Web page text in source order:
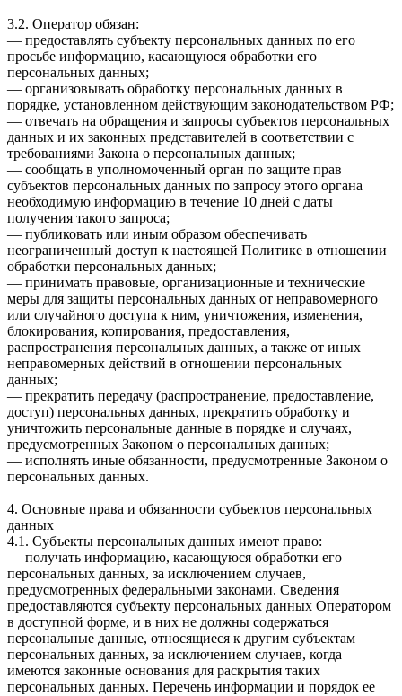
3.2. Оператор обязан:
— предоставлять субъекту персональных данных по его
просьбе информацию, касающуюся обработки его
персональных данных;
— организовывать обработку персональных данных в
порядке, установленном действующим законодательством РФ;
— отвечать на обращения и запросы субъектов персональных
данных и их законных представителей в соответствии с
требованиями Закона о персональных данных;
— сообщать в уполномоченный орган по защите прав
субъектов персональных данных по запросу этого органа
необходимую информацию в течение 10 дней с даты
получения такого запроса;
— публиковать или иным образом обеспечивать
неограниченный доступ к настоящей Политике в отношении
обработки персональных данных;
— принимать правовые, организационные и технические
меры для защиты персональных данных от неправомерного
или случайного доступа к ним, уничтожения, изменения,
блокирования, копирования, предоставления,
распространения персональных данных, а также от иных
неправомерных действий в отношении персональных
данных;
— прекратить передачу (распространение, предоставление,
доступ) персональных данных, прекратить обработку и
уничтожить персональные данные в порядке и случаях,
предусмотренных Законом о персональных данных;
— исполнять иные обязанности, предусмотренные Законом о
персональных данных.
4. Основные права и обязанности субъектов персональных
данных
4.1. Субъекты персональных данных имеют право:
— получать информацию, касающуюся обработки его
персональных данных, за исключением случаев,
предусмотренных федеральными законами. Сведения
предоставляются субъекту персональных данных Оператором
в доступной форме, и в них не должны содержаться
персональные данные, относящиеся к другим субъектам
персональных данных, за исключением случаев, когда
имеются законные основания для раскрытия таких
персональных данных. Перечень информации и порядок ее